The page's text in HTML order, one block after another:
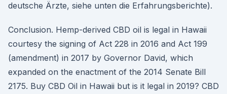
deutsche Ärzte, siehe unten die Erfahrungsberichte).
Conclusion. Hemp-derived CBD oil is legal in Hawaii
courtesy the signing of Act 228 in 2016 and Act 199
(amendment) in 2017 by Governor David, which
expanded on the enactment of the 2014 Senate Bill
2175. Buy CBD Oil in Hawaii but is it legal in 2019? CBD